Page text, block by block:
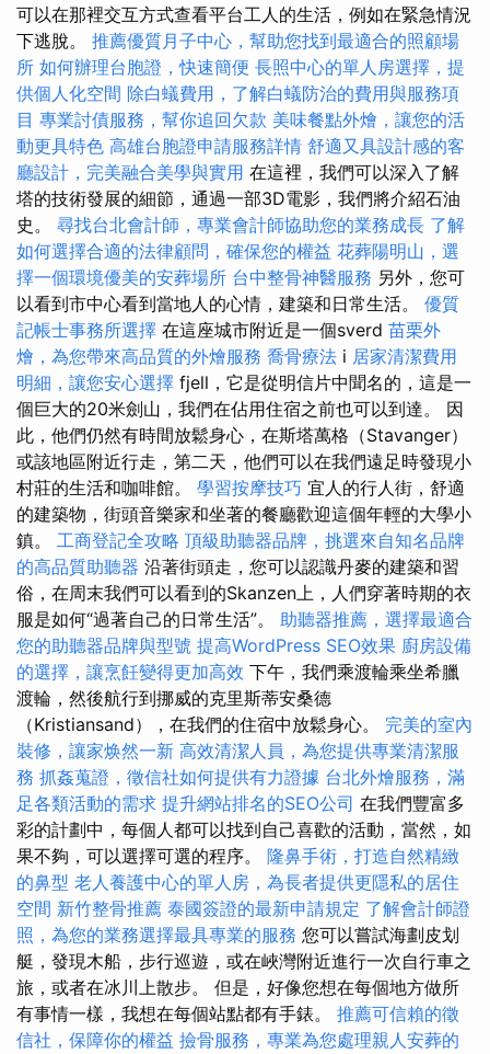
可以在那裡交互方式查看平台工人的生活，例如在緊急情況
下逃脫。 推薦優質月子中心，幫助您找到最適合的照顧場
所 如何辦理台胞證，快速簡便 長照中心的單人房選擇，提
供個人化空間 除白蟻費用，了解白蟻防治的費用與服務項
目 專業討債服務，幫你追回欠款 美味餐點外燴，讓您的活
動更具特色 高雄台胞證申請服務詳情 舒適又具設計感的客
廳設計，完美融合美學與實用 在這裡，我們可以深入了解
塔的技術發展的細節，通過一部3D電影，我們將介紹石油
史。 尋找台北會計師，專業會計師協助您的業務成長 了解
如何選擇合適的法律顧問，確保您的權益 花葬陽明山，選
擇一個環境優美的安葬場所 台中整骨神醫服務 另外，您可
以看到市中心看到當地人的心情，建築和日常生活。 優質
記帳士事務所選擇 在這座城市附近是一個sverd 苗栗外
燴，為您帶來高品質的外燴服務 喬骨療法 i 居家清潔費用
明細，讓您安心選擇 fjell，它是從明信片中聞名的，這是一
個巨大的20米劍山，我們在佔用住宿之前也可以到達。 因
此，他們仍然有時間放鬆身心，在斯塔萬格（Stavanger）
或該地區附近行走，第二天，他們可以在我們遠足時發現小
村莊的生活和咖啡館。 學習按摩技巧 宜人的行人街，舒適
的建築物，街頭音樂家和坐著的餐廳歡迎這個年輕的大學小
鎮。 工商登記全攻略 頂級助聽器品牌，挑選來自知名品牌
的高品質助聽器 沿著街頭走，您可以認識丹麥的建築和習
俗，在周末我們可以看到的Skanzen上，人們穿著時期的衣
服是如何“過著自己的日常生活”。 助聽器推薦，選擇最適合
您的助聽器品牌與型號 提高WordPress SEO效果 廚房設備
的選擇，讓烹飪變得更加高效 下午，我們乘渡輪乘坐希臘
渡輪，然後航行到挪威的克里斯蒂安桑德
（Kristiansand），在我們的住宿中放鬆身心。 完美的室內
裝修，讓家焕然一新 高效清潔人員，為您提供專業清潔服
務 抓姦蒐證，徵信社如何提供有力證據 台北外燴服務，滿
足各類活動的需求 提升網站排名的SEO公司 在我們豐富多
彩的計劃中，每個人都可以找到自己喜歡的活動，當然，如
果不夠，可以選擇可選的程序。 隆鼻手術，打造自然精緻
的鼻型 老人養護中心的單人房，為長者提供更隱私的居住
空間 新竹整骨推薦 泰國簽證的最新申請規定 了解會計師證
照，為您的業務選擇最具專業的服務 您可以嘗試海劃皮划
艇，發現木船，步行巡遊，或在峽灣附近進行一次自行車之
旅，或者在冰川上散步。 但是，好像您想在每個地方做所
有事情一樣，我想在每個站點都有手錶。 推薦可信賴的徵
信社，保障你的權益 撿骨服務，專業為您處理親人安葬的